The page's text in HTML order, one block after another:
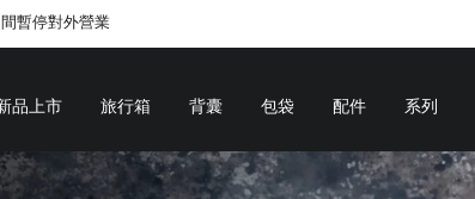
暫停對外營業
品上市 旅行箱 背囊 包袋 配件 系列